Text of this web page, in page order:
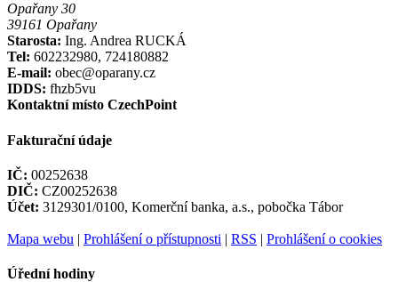
Opařany 30
39161 Opařany
Starosta: Ing. Andrea RUCKÁ
Tel: 602232980, 724180882
E-mail: obec@oparany.cz
IDDS: fhzb5vu
Kontaktní místo CzechPoint
Fakturační údaje
IČ: 00252638
DIČ: CZ00252638
Účet: 3129301/0100, Komerční banka, a.s., pobočka Tábor
Mapa webu | Prohlášení o přístupnosti | RSS | Prohlášení o cookies
Úřední hodiny